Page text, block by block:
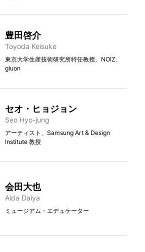
豊田啓介
Toyoda Keisuke
東京大学生産技術研究所特任教授、NOIZ、
gluon
セオ・ヒョジョン
Seo Hyo-jung
アーティスト、Samsung Art & Design
Institute 教授
会田大也
Aida Daiya
ミュージアム・エデュケーター